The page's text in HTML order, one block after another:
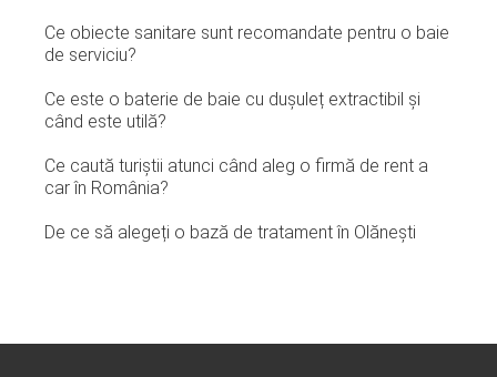
Ce obiecte sanitare sunt recomandate pentru o baie
de serviciu?
Ce este o baterie de baie cu dușuleț extractibil și
când este utilă?
Ce caută turiștii atunci când aleg o firmă de rent a
car în România?
De ce să alegeți o bază de tratament în Olănești